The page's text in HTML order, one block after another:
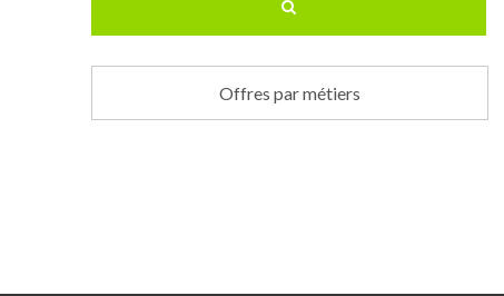
Offres par métiers